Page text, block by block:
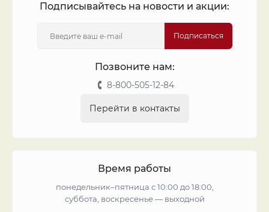
Подписывайтесь на новости и акции:
Подписаться
Позвоните нам:
8-800-505-12-84
Перейти в контакты
Время работы
понедельник–пятница с 10:00 до 18:00,
суббота, воскресенье — выходной